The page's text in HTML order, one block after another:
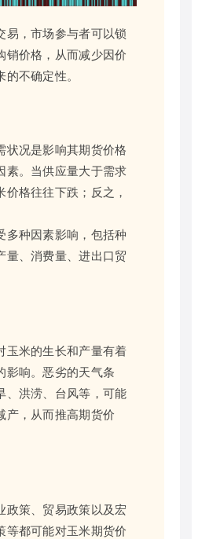
易，市场参与者可以锁
销价格，从而减少因价
不确定性。
状况是影响其期货价格
素。当供应量大于需求
价格往往下跌；反之，
多种因素影响，包括种
量、消费量、进出口贸
玉米的生长和产量有着
影响。恶劣的天气条
、洪涝、台风等，可能
产，从而推高期货价
政策、贸易政策以及宏
等都可能对玉米期货价